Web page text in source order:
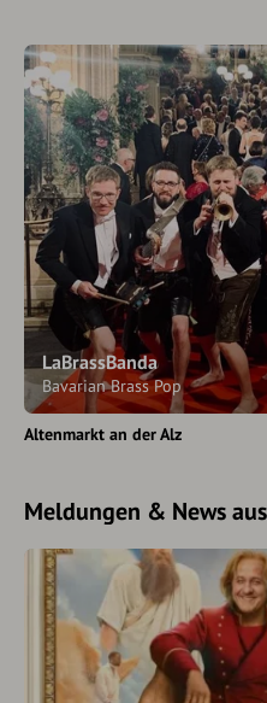
LaBrassBanda
Bavarian Brass Pop
Altenmarkt an der Alz
Meldungen & News